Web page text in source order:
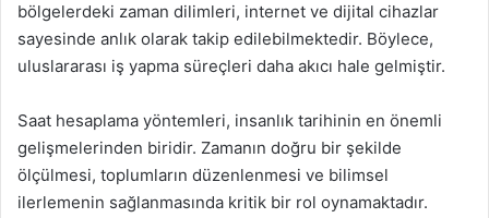
bölgelerdeki zaman dilimleri, internet ve dijital cihazlar
sayesinde anlık olarak takip edilebilmektedir. Böylece,
uluslararası iş yapma süreçleri daha akıcı hale gelmiştir.
Saat hesaplama yöntemleri, insanlık tarihinin en önemli
gelişmelerinden biridir. Zamanın doğru bir şekilde
ölçülmesi, toplumların düzenlenmesi ve bilimsel
ilerlemenin sağlanmasında kritik bir rol oynamaktadır.